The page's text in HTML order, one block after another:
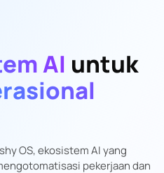
AI untuk
OS, ekosistem AI yang
pekerjaan dan